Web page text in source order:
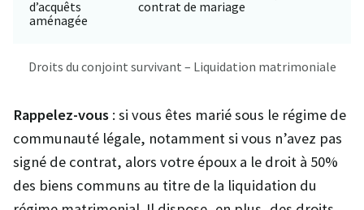
d’acquêts
aménagée
contrat de mariage
Droits du conjoint survivant – Liquidation matrimoniale
Rappelez-vous : si vous êtes marié sous le régime de
communauté légale, notamment si vous n’avez pas
signé de contrat, alors votre époux a le droit à 50%
des biens communs au titre de la liquidation du